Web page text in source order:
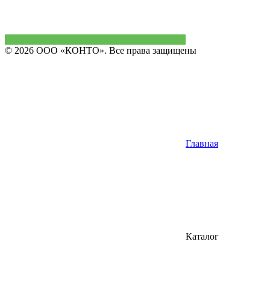
© 2026 ООО «КОНТО». Все права защищены
Главная
Каталог